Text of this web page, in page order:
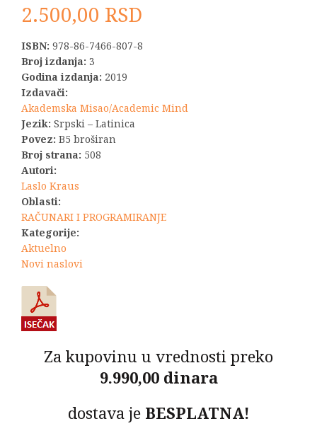
2.500,00 RSD
ISBN: 978-86-7466-807-8
Broj izdanja: 3
Godina izdanja: 2019
Izdavači:
Akademska Misao/Academic Mind
Jezik: Srpski – Latinica
Povez: B5 broširan
Broj strana: 508
Autori:
Laslo Kraus
Oblasti:
RAČUNARI I PROGRAMIRANJE
Kategorije:
Aktuelno
Novi naslovi
Za kupovinu u vrednosti preko
9.990,00 dinara
dostava je BESPLATNA!